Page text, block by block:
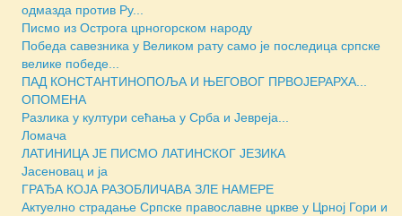
одмазда против Ру...
Писмо из Острога црногорском народу
Победа савезника у Великом рату само је последица српске
велике победе...
ПАД КОНСТАНТИНОПОЉА И ЊЕГОВОГ ПРВОЈЕРАРХА...
ОПОМЕНА
Разлика у култури сећања у Срба и Јевреја...
Ломача
ЛАТИНИЦА ЈЕ ПИСМО ЛАТИНСКОГ ЈЕЗИКА
Јасеновац и ја
ГРАЂА КОЈА РАЗОБЛИЧАВА ЗЛЕ НАМЕРЕ
Актуелно страдање Српске православне цркве у Црној Гори и